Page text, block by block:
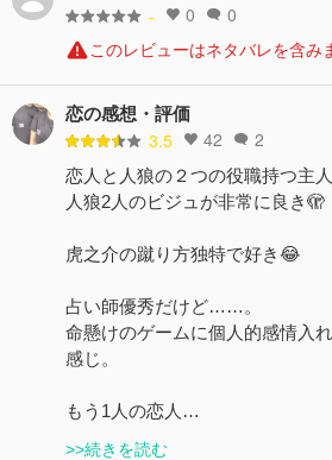
- 0 0
このレビューはネタバレを含み
恋の感想・評価
3.5 42 2
恋人と人狼の２つの役職持つ主人
人狼2人のビジュが非常に良き🫣
虎之介の蹴り方独特で好き😂
占い師優秀だけど……。
命懸けのゲームに個人的感情入
感じ。
もう1人の恋人…
>>続きを読む